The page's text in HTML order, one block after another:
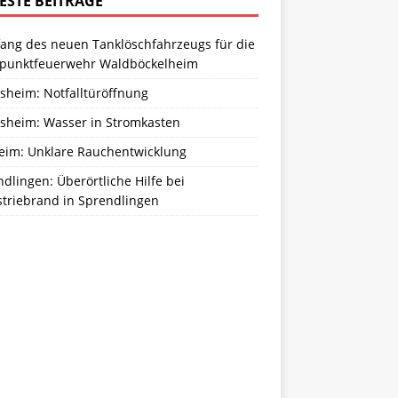
des neuen Tanklöschfahrzeugs für die
Waldböckelheim
Notfalltüröffnung
Wasser in Stromkasten
Unklare Rauchentwicklung
Überörtliche Hilfe bei
in Sprendlingen